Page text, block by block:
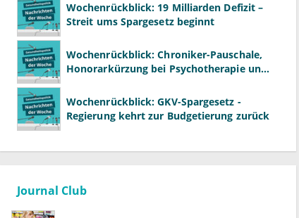
Wochenrückblick: 19 Milliarden Defizit –
Streit ums Spargesetz beginnt
Wochenrückblick: Chroniker-Pauschale,
Honorarkürzung bei Psychotherapie und
Wochenrückblick: GKV-Spargesetz -
Regierung kehrt zur Budgetierung zurück
Journal Club